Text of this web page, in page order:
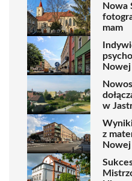
Nowa
mam
Nowej
w
z
Nowej